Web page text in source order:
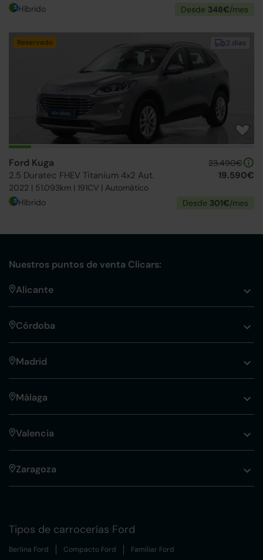
Híbrido Desde 348€/mes
2 días
Reservado
Ford Kuga
2.5 Duratec FHEV Titanium 4x2 Aut.
2022 | 51.093km | 191CV | Automático
23.490€
19.590€
Híbrido Desde 301€/mes
Nuestros puntos de venta Clicars:
Alicante
Córdoba
Madrid
Málaga
Valencia
Zaragoza
Tipos de carrocerías Ford
Berlina Ford Compacto Ford Familiar Ford